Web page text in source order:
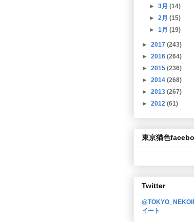
►3月(14)
►2月(15)
►1月(19)
► 2017 (243)
► 2016 (264)
► 2015 (236)
► 2014 (268)
► 2013 (267)
► 2012 (61)
東京猫色
Twitter
イート